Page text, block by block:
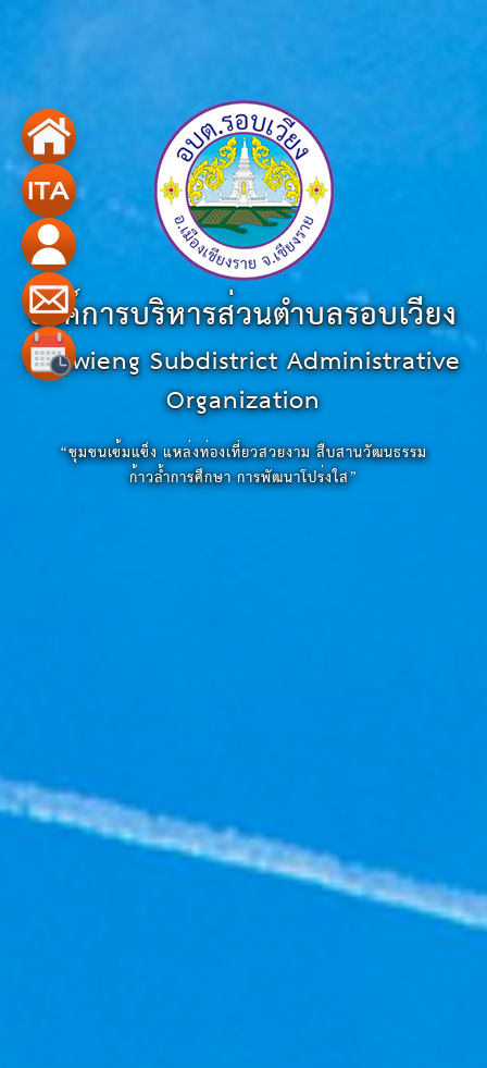
องค์การบริหารส่วนตำบลรอบเวียง
Robwieng Subdistrict Administrative
Organization
“ชุมชนเข้มแข็ง แหล่งท่องเที่ยวสวยงาม สืบสานวัฒนธรรม
ก้าวล้ำการศึกษา การพัฒนาโปร่งใส”